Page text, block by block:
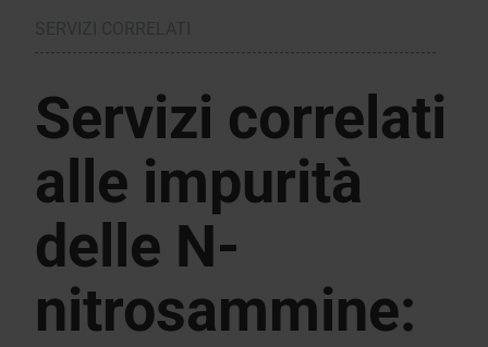
Servizi correlati
alle impurità
delle N-
nitrosammine: